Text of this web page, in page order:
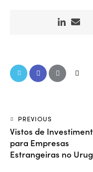
PREVIOUS
Vistos de
para Empresas
Estrangeiras no